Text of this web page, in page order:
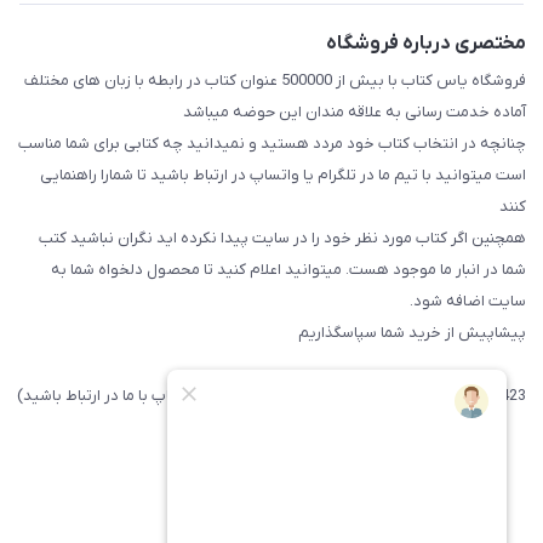
مختصری درباره فروشگاه
فروشگاه یاس کتاب با بیش از 500000 عنوان کتاب در رابطه با زبان های مختلف
آماده خدمت رسانی به علاقه مندان این حوضه میباشد
چنانچه در انتخاب کتاب خود مردد هستید و نمیدانید چه کتابی برای شما مناسب
است میتوانید با تیم ما در تلگرام یا واتساپ در ارتباط باشید تا شما‌را راهنمایی
کنند
همچنین اگر کتاب مورد نظر خود را در سایت پیدا نکرده اید نگران نباشید کتب
شما در انبار ما موجود هست. میتوانید اعلام کنید تا محصول دلخواه شما به
سایت اضافه شود.
پیشاپیش از خرید شما سپاسگذاریم
09371742423 (لطفا فقط پیامک داده و یا از طریق واتساپ با ما در ارتباط باشید)